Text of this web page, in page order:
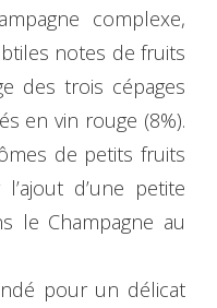
complexe,
notes de fruits
des trois cépages
en vin rouge (8%).
de petits fruits
d’une petite
le Champagne au
pour un délicat